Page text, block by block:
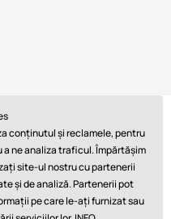
conținutul și reclamele, pentru
ne analiza traficul. Împărtășim
site-ul nostru cu partenerii
și de analiză. Partenerii pot
pe care le-ați furnizat sau